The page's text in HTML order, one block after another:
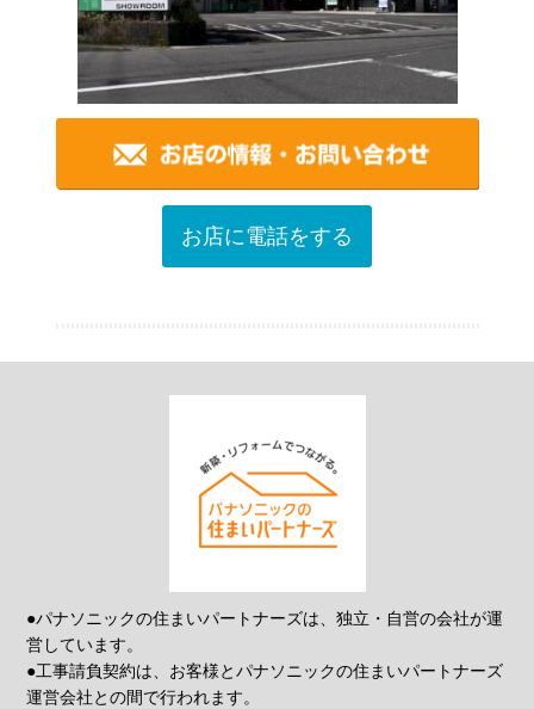
お店に電話をする
●パナソニックの住まいパートナーズは、独立・自営の会社が運
営しています。
●工事請負契約は、お客様とパナソニックの住まいパートナーズ
運営会社との間で行われます。